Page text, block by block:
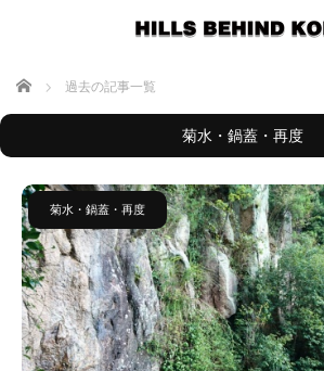
ホーム 過去の記事一覧
菊水・鍋蓋・再度
菊水・鍋蓋・再度